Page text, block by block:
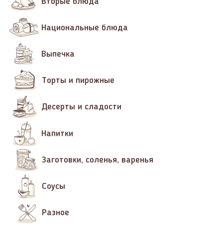
Национальные блюда
Выпечка
Торты и пирожные
Десерты и сладости
Напитки
Заготовки, соленья, варенья
Соусы
Разное